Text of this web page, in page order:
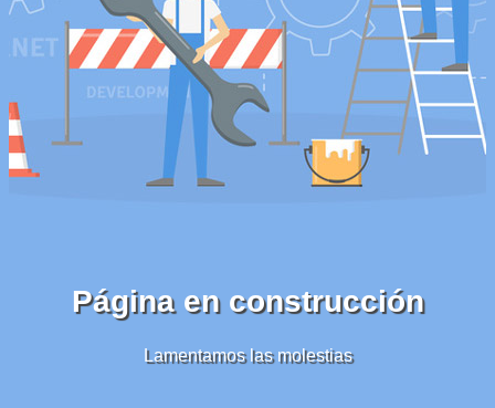
Página en construcción
Lamentamos las molestias